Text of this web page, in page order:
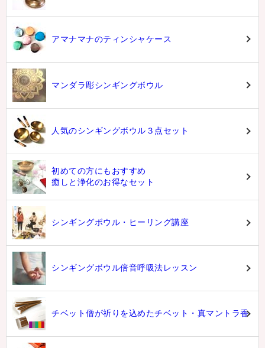
アマナマナのティンシャケース
マンダラ彫シンギングボウル
人気のシンギングボウル３点セット
初めての方にもおすすめ
癒しと浄化のお得なセット
シンギングボウル・ヒーリング講座
シンギングボウル倍音呼吸法レッスン
チベット僧が祈りを込めたチベット・真マントラ香